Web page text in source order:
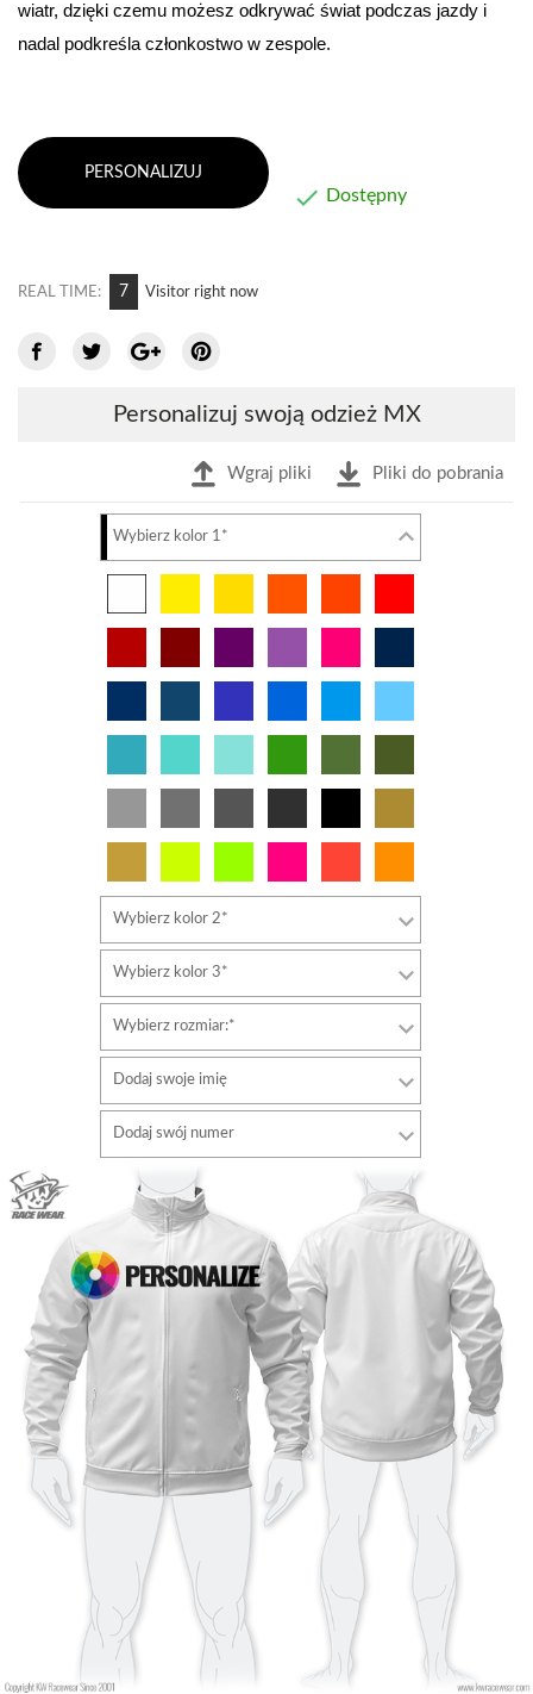
wiatr, dzięki czemu możesz odkrywać świat podczas jazdy i
nadal podkreśla członkostwo w zespole.
PERSONALIZUJ
 Dostępny
REAL TIME: 6 Visitor right now
Personalizuj swoją odzież MX
Wgraj pliki Pliki do pobrania
Wybierz kolor 1*
Wybierz kolor 2*
Wybierz kolor 3*
Wybierz rozmiar:*
Dodaj swoje imię
czcionki
Kolor czcionki
Kolor obrysu
Bez obrysu
DODAJ
Dodaj swój numer
czcionki
Kolor czcionki
Bez obrysu
DODAJ